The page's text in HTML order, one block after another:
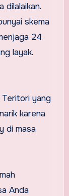
dilalaikan.
skema
24
layak.
Teritori yang
karena
di masa
Anda